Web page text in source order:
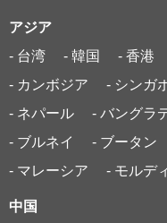
アジア
- 台湾
- 韓国 - 香港
- カンボジア
- シンガ
- ネパール
- バングラ
- ブルネイ
- ブータン
- マレーシア
- モルデ
中国